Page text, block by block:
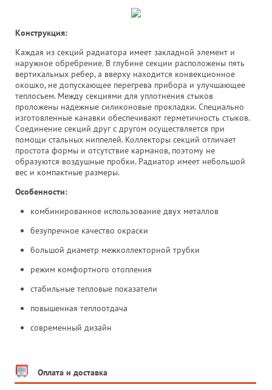
Конструкция:
Каждая из секций радиатора имеет закладной элемент и
наружное обребрение. В глубине секции расположены пять
вертикальных ребер, а вверху находится конвекционное
окошко, не допускающее перегрева прибора и улучшающее
теплосъем. Между секциями для уплотнения стыков
проложены надежные силиконовые прокладки. Специально
изготовленные канавки обеспечивают герметичность стыков.
Соединение секций друг с другом осуществляется при
помощи стальных ниппелей. Коллекторы секций отличает
простота формы и отсутствие карманов, поэтому не
образуются воздушные пробки. Радиатор имеет небольшой
вес и компактные размеры.
Особенности:
комбинированное использование двух металлов
безупречное качество окраски
большой диаметр межколлекторной трубки
режим комфортного отопления
стабильные тепловые показатели
повышенная теплоотдача
современный дизайн
Оплата и доставка